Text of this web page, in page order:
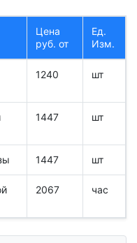
Цена
руб. от
Ед.
Изм.
1240 шт
1447 шт
1447 шт
2067 час